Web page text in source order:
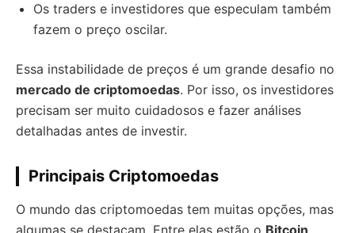
Os traders e investidores que especulam também
fazem o preço oscilar.
Essa instabilidade de preços é um grande desafio no
mercado de criptomoedas. Por isso, os investidores
precisam ser muito cuidadosos e fazer análises
detalhadas antes de investir.
Principais Criptomoedas
O mundo das criptomoedas tem muitas opções, mas
algumas se destacam. Entre elas estão o Bitcoin